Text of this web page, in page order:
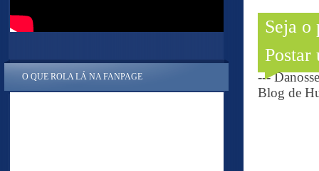
Seja o
Postar
---
Blog de
O QUE ROLA LÁ NA FANPAGE